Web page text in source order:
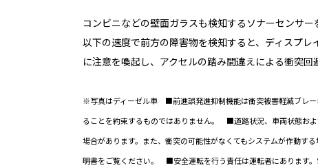
コンビニなどの壁面ガラスも検知するソナーセンサ
以下の速度で前方の障害物を検知すると、ディスプレ
に注意を喚起し、アクセルの踏み間違えによる衝突回
※写真はディーゼル車 ■前進誤発進抑制機能は衝突被害軽減ブレー
ることを約束するものではありません。 ■道路状況、車両状態お
場合があります。また、衝突の可能性がなくてもシステムが作動す
明書をご覧ください。 ■安全運転を行う責任は運転者にあります